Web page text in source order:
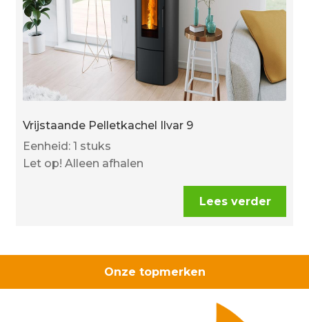
Vrijstaande Pelletkachel Ilvar 9
Eenheid: 1 stuks
Let op! Alleen afhalen
Lees verder
Onze topmerken